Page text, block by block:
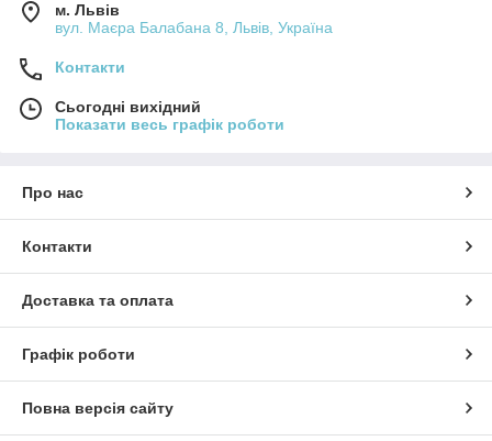
м. Львів
вул. Маєра Балабана 8, Львів, Україна
Контакти
Сьогодні вихідний
Показати весь графік роботи
Про нас
Контакти
Доставка та оплата
Графік роботи
Повна версія сайту